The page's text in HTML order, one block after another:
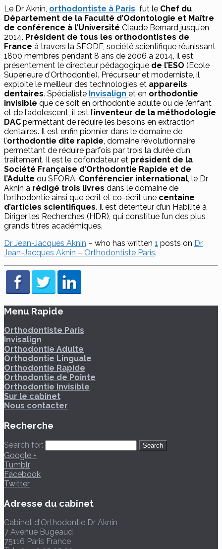
Le Dr Aknin, orthodontiste à Paris fut le Chef du
Département de la Faculté d’Odontologie et Maître
de conférence à l’Université Claude Bernard jusqu’en
2014. Président de tous les orthodontistes de
France à travers la SFODF, société scientifique réunissant
1800 membres pendant 8 ans de 2006 à 2014, il est
présentement le directeur pédagogique de l’ESO (Ecole
Supérieure d’Orthodontie). Précurseur et moderniste, il
exploite le meilleur des technologies et appareils
dentaires. Spécialiste Invisalign et en orthodontie
invisible que ce soit en orthodontie adulte ou de l’enfant
et de l’adolescent, il est l’inventeur de la méthodologie
DAC permettant de réduire les besoins en extraction
dentaires. Il est enfin pionnier dans le domaine de
l’orthodontie dite rapide, domaine révolutionnaire
permettant de réduire parfois par trois la durée d’un
traitement. Il est le cofondateur et président de la
Société Française d’Orthodontie Rapide et de
l’Adulte ou SFORA. Conférencier international, le Dr
Aknin a rédigé trois livres dans le domaine de
l’orthodontie ainsi que écrit et co-écrit une centaine
d’articles scientifiques. Il est détenteur d’un Habilité à
Diriger les Recherches (HDR), qui constitue l’un des plus
grands titres académiques.
Dr Jean-Jacques Aknin – who has written 1 posts on Dr
Jean-Jacques Aknin – Orthodontiste Paris.
Menu Rapide
Orthodontiste Paris
Invisalign
Orthodontie Adulte
Orthodontie Linguale
Orthodontie Rapide
Orthodontie de Pointe
Orthodontie Invisible
Sur le cabinet
Nous contacter
Recherche
Search for:
Google +
Tumblr
Facebook
Twitter
Adresse du cabinet
Cabinet d'Orthodontie Dr Aknin
7 Avenue Bugeaud
75116 Paris France